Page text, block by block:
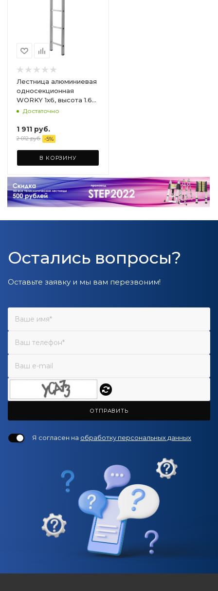
Лестница алюминиевая
односекционная
WORKY 1x6, высота 1.68
м, 6 ступеней
Достаточно
1 911 руб.
2 012руб. -5%
В КОРЗИНУ
Остались вопросы?
Оставьте заявку и мы вам перезвоним!
ОТПРАВИТЬ
Я согласен на обработку персональных данных